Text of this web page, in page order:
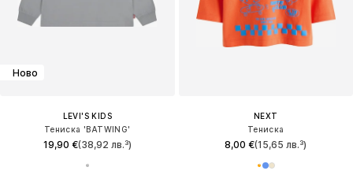
Ново
LEVI'S KIDS
Тениска 'BATWING'
19,90 €(38,92 лв.³)
NEXT
Тениска
8,00 €(15,65 лв.³)